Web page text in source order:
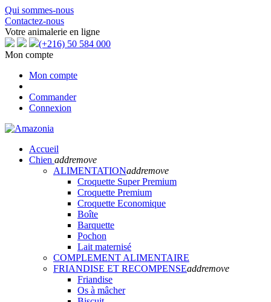
Qui sommes-nous
Contactez-nous
Votre animalerie en ligne
(+216) 50 584 000
Mon compte
Mon compte
Commander
Connexion
Accueil
Chien addremove
ALIMENTATIONaddremove
Croquette Super Premium
Croquette Premium
Croquette Economique
Boîte
Barquette
Pochon
Lait maternisé
COMPLEMENT ALIMENTAIRE
FRIANDISE ET RECOMPENSEaddremove
Friandise
Os à mâcher